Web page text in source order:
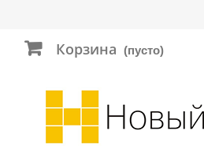
Корзина (пусто)